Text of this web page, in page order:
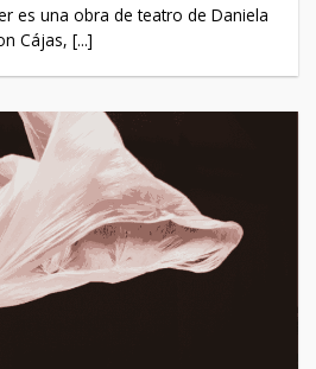
es una obra de teatro de Daniela
Cájas, [...]